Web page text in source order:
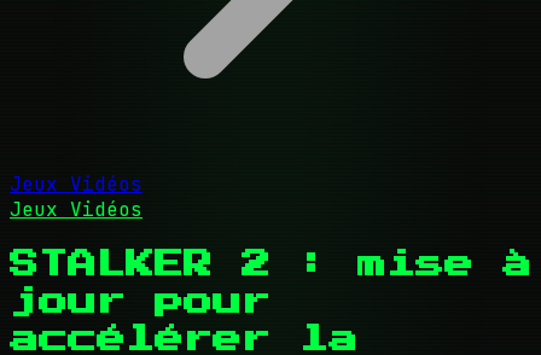
Jeux Vidéos
Jeux Vidéos
STALKER 2 : mise à
jour pour
accélérer la